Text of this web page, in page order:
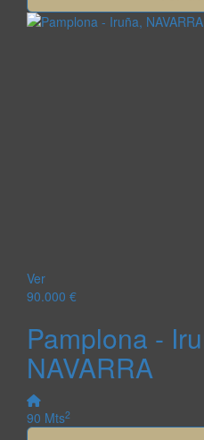
Ver
90.000 €
Pamplona -
NAVARRA
90 Mts2